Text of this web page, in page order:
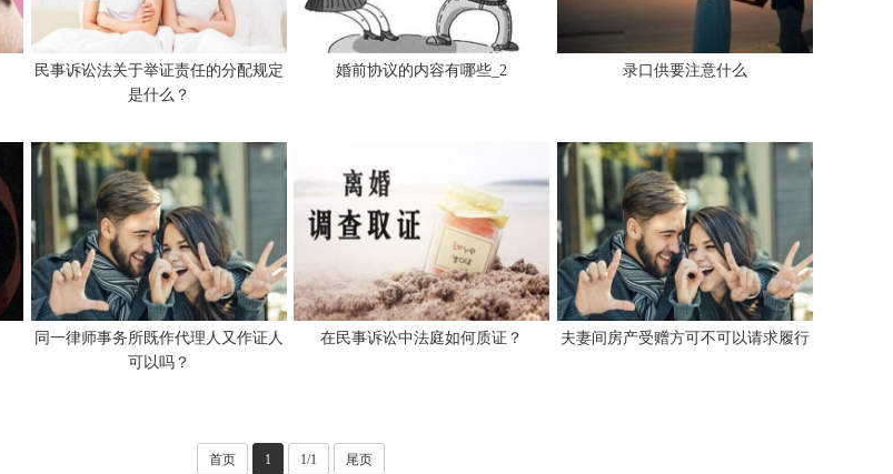
民事诉讼法关于举证责任的分配规定
是什么？
婚前协议的内容有哪些_2 录口供要注意什么
同一律师事务所既作代理人又作证人
可以吗？
在民事诉讼中法庭如何质证？ 夫妻间房产受赠方可不可以请求履行
首页 1 1/1 尾页